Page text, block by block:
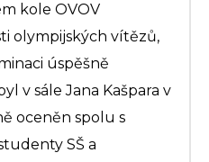
kole OVOV
olympijských vítězů,
úspěšně
v sále Jana Kašpara v
oceněn spolu s
SŠ a